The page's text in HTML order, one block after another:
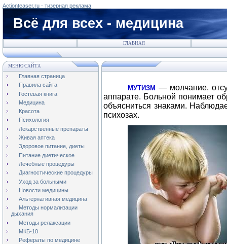
Actionteaser.ru - тизерная реклама
Всё для всех - медицина
ГЛАВНАЯ
МЕНЮ САЙТА
Главная страница
Правила сайта
Гостевая книга
Медицина
Красота
Психология
Лекарственные препараты
Живая аптека
Здоровое питание, диеты
Питание диетическое
Лечебные процедуры
Диагностические процедуры
Уход за больными
Новости медицины
Альтернативная медицина
Методы нормализации
дыхания
Методы релаксации
МКБ-10
Рефераты по медицине
МУТИЗМ — молчание,
аппарате. Больной понимает
объясниться знаками.
психозах.